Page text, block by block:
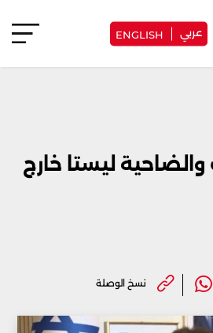
عربي ENGLISH
ليستا خارج
نسخ الوصلة